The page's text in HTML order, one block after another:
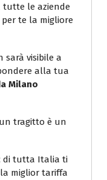
tutte le aziende
te la migliore
sarà visibile a
alla tua
Milano
tragitto è un
di tutta Italia ti
miglior tariffa